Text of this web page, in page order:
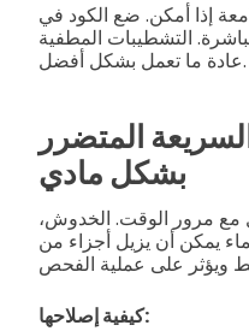
إذا أمكن. ضع الكود في
التشطيبات المطفية
عادة ما تعمل بشكل أفضل.
المتضرر
بشكل مادي
مع مرور الوقت. الخدوش،
يمكن أن يزيل أجزاء من
كيفية إصلاحها: